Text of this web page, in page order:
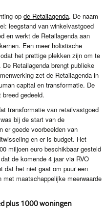
opde Retailagenda. De naam
leegstand van winkelvastgoed
en werkt de Retailagenda aan
Een meer holistische
het prettige plekken zijn om te
Retailagenda brengt publieke
zet de Retailagenda in
capital en transformatie. De
gedeeld.
transformatie van retailvastgoed
bij de start van de
er goede voorbeelden van
en er is budget. Het
miljoen euro beschikbaar gesteld
de komende 4 jaar via RVO
dat het niet gaat om puur een
maatschappelijke meerwaarde
plus 1000 woningen